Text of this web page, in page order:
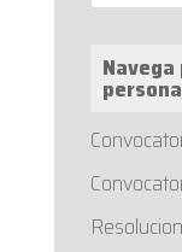
Resolucion